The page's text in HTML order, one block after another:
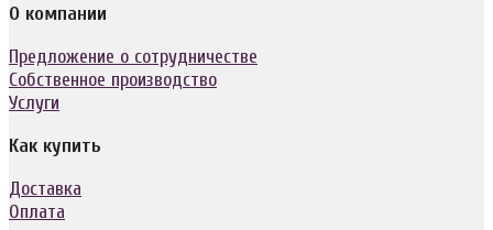
О компании
Предложение о сотрудничестве
Собственное производство
Услуги
Как купить
Доставка
Оплата